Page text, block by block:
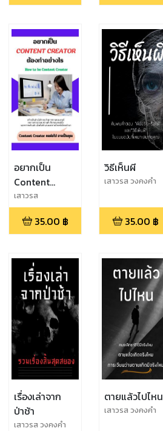
อยากเป็น
Content
Creator ต้อง
ทำอย่างไร
เสาวรส
35.00 ฿
วิธีเห็นผี
เสาวรส วงคงคำ
35.00 ฿
เรื่องเล่าจาก
ป่าช้า
เสาวรส วงคงคำ
ตายแล้วไปไหน
เสาวรส วงคงคำ